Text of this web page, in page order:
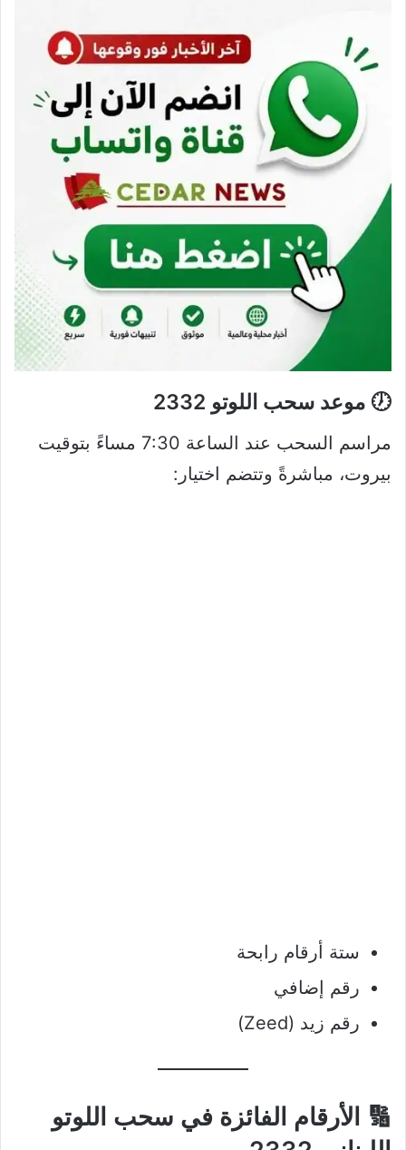
🕖 موعد سحب اللوتو 2332
مراسم السحب عند الساعة 7:30 مساءً بتوقيت
بيروت، مباشرةً وتتضم اختيار:
ستة أرقام رابحة
رقم إضافي
رقم زيد (Zeed)
🔢 الأرقام الفائزة في سحب اللوتو